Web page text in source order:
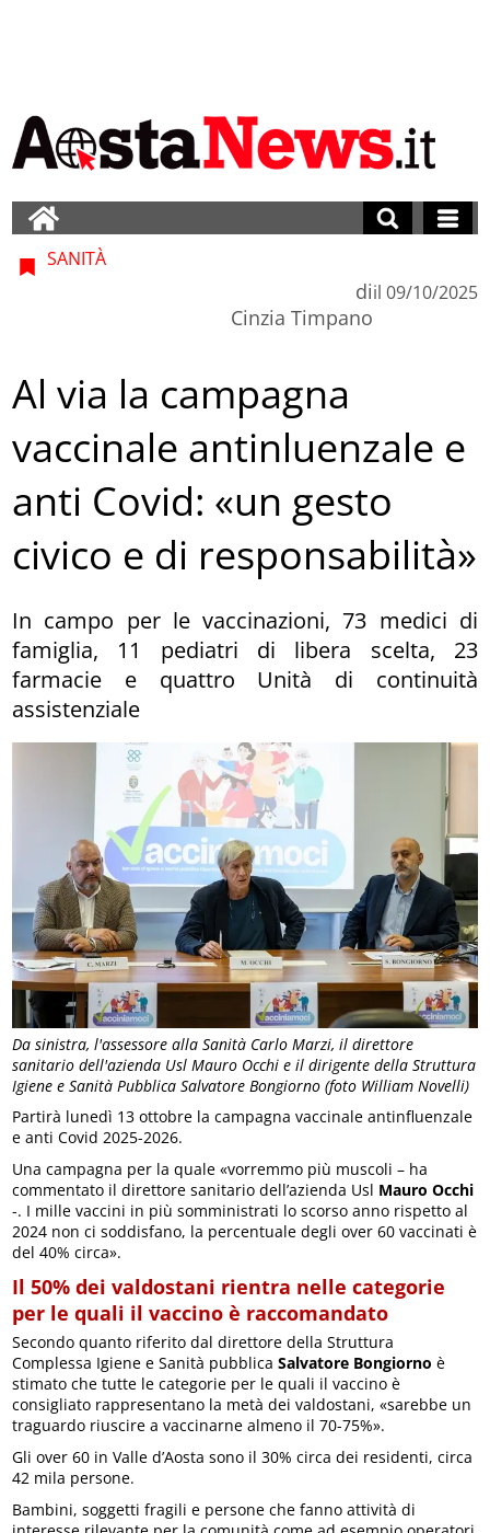
Da sinistra, l'assessore alla Sanità Carlo Marzi, il direttore
sanitario dell'azienda Usl Mauro Occhi e il dirigente della Struttura
Igiene e Sanità Pubblica Salvatore Bongiorno (foto William Novelli)
SANITÀ
di
Cinzia Timpano
il 09/10/2025
Al via la campagna
vaccinale antinluenzale e
anti Covid: «un gesto
civico e di responsabilità»
In campo per le vaccinazioni, 73 medici di
famiglia, 11 pediatri di libera scelta, 23
farmacie e quattro Unità di continuità
assistenziale
Partirà lunedì 13 ottobre la campagna vaccinale antinfluenzale
e anti Covid 2025-2026.
Una campagna per la quale «vorremmo più muscoli – ha
commentato il direttore sanitario dell’azienda Usl Mauro Occhi
-. I mille vaccini in più somministrati lo scorso anno rispetto al
2024 non ci soddisfano, la percentuale degli over 60 vaccinati è
del 40% circa».
Il 50% dei valdostani rientra nelle categorie
per le quali il vaccino è raccomandato
Secondo quanto riferito dal direttore della Struttura
Complessa Igiene e Sanità pubblicaSalvatore Bongiorno è
stimato che tutte le categorie per le quali il vaccino è
consigliato rappresentano la metà dei valdostani, «sarebbe un
traguardo riuscire a vaccinarne almeno il 70-75%».
Gli over 60 in Valle d’Aosta sono il 30% circa dei residenti, circa
42 mila persone.
Bambini, soggetti fragili e persone che fanno attività di